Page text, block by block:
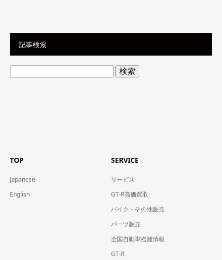
記事検索
検
索:
TOP
Japanese
English
SERVICE
サービス
GT-R高価買取
バイク・その他販売
パーツ販売
全国自動車盗難情報
GT-R